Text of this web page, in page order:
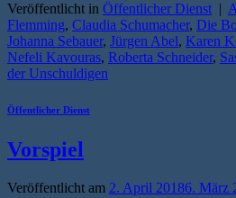
Veröffentlicht in Öffentlicher Dienst |
Flemming, Claudia Schumacher, Die
Johanna Sebauer, Jürgen Abel, Karen
Nefeli Kavouras, Roberta Schneider,
der Unschuldigen
Öffentlicher Dienst
Vorspiel
Veröffentlicht am 2. April 20186. März